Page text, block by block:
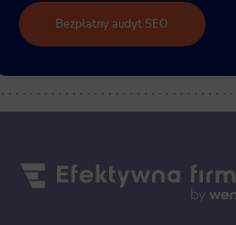
Bezpłatny audyt SEO